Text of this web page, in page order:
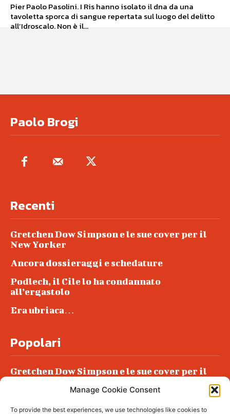
Manage Cookie Consent
To provide the best experiences, we use technologies like cookies to
Pier Paolo Pasolini. I Ris hanno isolato il dna da una
tavoletta sporca di sangue repertata sul luogo del delitto
all’Idroscalo. Non è il...
Paolo Brogi
Recenti
Gretchen Dow Simpson e le sue cover per il
New Yorker
Ancora dossieraggi e schedature
Podlech, il Cile lo ha condannato
all’ergastolo
Era ubriaca…
Popolari
Gretchen Dow Simpson e le sue cover per il